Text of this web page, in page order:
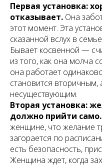
Первая установка:
отказывает. Она
этот момент. Эта
сказанной вслух в
Бывает косвенной —
из того, как она молча
она работает
становится
несуществующим.
Вторая установка:
должно прийти само.
женщине, что желание
загорается по
есть безопасность,
Женщина ждет, когда